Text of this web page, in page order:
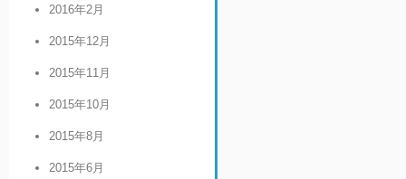
2016年2月
2015年12月
2015年11月
2015年10月
2015年8月
2015年6月